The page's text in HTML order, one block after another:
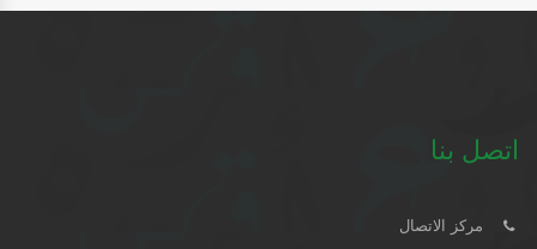
اتصل بنا
مركز الاتصال